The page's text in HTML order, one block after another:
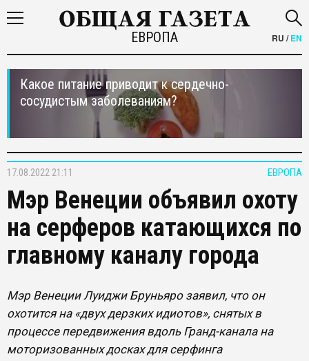
ЕВРОПА RU /EN
Какое питание приводит к сердечно-
сосудистым заболеваниям?
ЕВРОПА
17.08.2022 21:11
Мэр Венеции объявил охоту
на серферов катающихся по
главному каналу города
Мэр Венеции Луиджи Бруньяро заявил, что он
охотится на «двух дерзких идиотов», снятых в
процессе передвижения вдоль Гранд-канала на
моторизованных досках для серфинга